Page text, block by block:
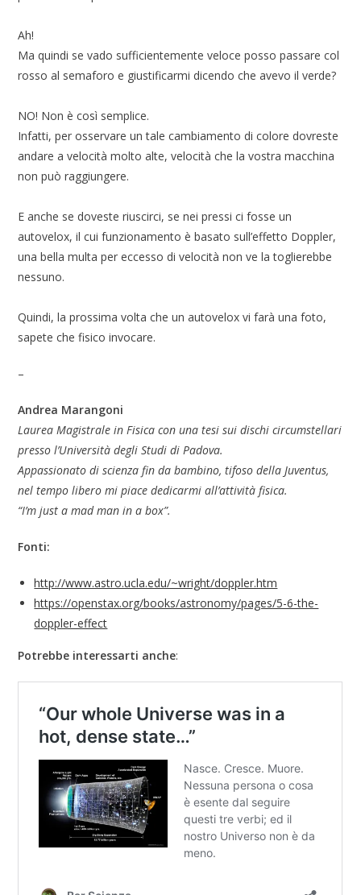
Ah!
Ma quindi se vado sufficientemente veloce posso passare col
rosso al semaforo e giustificarmi dicendo che avevo il verde?
NO! Non è così semplice.
Infatti, per osservare un tale cambiamento di colore dovreste
andare a velocità molto alte, velocità che la vostra macchina
non può raggiungere.
E anche se doveste riuscirci, se nei pressi ci fosse un
autovelox, il cui funzionamento è basato sull’effetto Doppler,
una bella multa per eccesso di velocità non ve la toglierebbe
nessuno.
Quindi, la prossima volta che un autovelox vi farà una foto,
sapete che fisico invocare.
–
Andrea Marangoni
Laurea Magistrale in Fisica con una tesi sui dischi circumstellari
presso l’Università degli Studi di Padova.
Appassionato di scienza fin da bambino, tifoso della Juventus,
nel tempo libero mi piace dedicarmi all’attività fisica.
“I’m just a mad man in a box”.
Fonti:
http://www.astro.ucla.edu/~wright/doppler.htm
https://openstax.org/books/astronomy/pages/5-6-the-
doppler-effect
Potrebbe interessarti anche: